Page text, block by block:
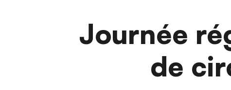
Journée
de